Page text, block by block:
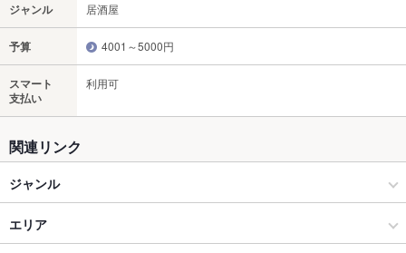
ジャンル 居酒屋
予算 4001～5000円
スマート
支払い
利用可
関連リンク
ジャンル
居酒屋
エリア